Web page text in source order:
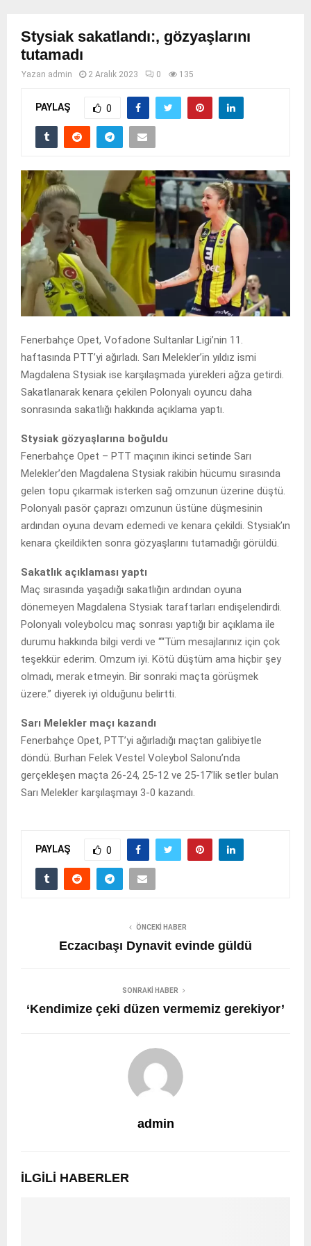
Stysiak sakatlandı:, gözyaşlarını
tutamadı
Yazan admin 2 Aralık 2023 0 135
PAYLAŞ 0
Fenerbahçe Opet, Vofadone Sultanlar Ligi’nin 11.
haftasında PTT’yi ağırladı. Sarı Melekler’in yıldız ismi
Magdalena Stysiak ise karşılaşmada yürekleri ağza getirdi.
Sakatlanarak kenara çekilen Polonyalı oyuncu daha
sonrasında sakatlığı hakkında açıklama yaptı.
Stysiak gözyaşlarına boğuldu
Fenerbahçe Opet – PTT maçının ikinci setinde Sarı
Melekler’den Magdalena Stysiak rakibin hücumu sırasında
gelen topu çıkarmak isterken sağ omzunun üzerine düştü.
Polonyalı pasör çaprazı omzunun üstüne düşmesinin
ardından oyuna devam edemedi ve kenara çekildi. Stysiak’ın
kenara çkeildikten sonra gözyaşlarını tutamadığı görüldü.
Sakatlık açıklaması yaptı
Maç sırasında yaşadığı sakatlığın ardından oyuna
dönemeyen Magdalena Stysiak taraftarları endişelendirdi.
Polonyalı voleybolcu maç sonrası yaptığı bir açıklama ile
durumu hakkında bilgi verdi ve ““Tüm mesajlarınız için çok
teşekkür ederim. Omzum iyi. Kötü düştüm ama hiçbir şey
olmadı, merak etmeyin. Bir sonraki maçta görüşmek
üzere.” diyerek iyi olduğunu belirtti.
Sarı Melekler maçı kazandı
Fenerbahçe Opet, PTT’yi ağırladığı maçtan galibiyetle
döndü. Burhan Felek Vestel Voleybol Salonu’nda
gerçekleşen maçta 26-24, 25-12 ve 25-17’lik setler bulan
Sarı Melekler karşılaşmayı 3-0 kazandı.
PAYLAŞ 0
ÖNCEKI HABER
Eczacıbaşı Dynavit evinde güldü
SONRAKI HABER
‘Kendimize çeki düzen vermemiz gerekiyor’
admin
İLGILI HABERLER